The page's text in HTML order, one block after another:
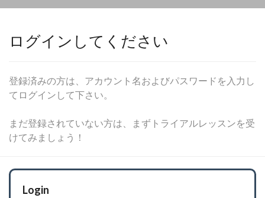
ログインしてください
登録済みの方は、アカウント名およびパスワードを入力し
てログインして下さい。
まだ登録されていない方は、まずトライアルレッスンを受
けてみましょう！
Login